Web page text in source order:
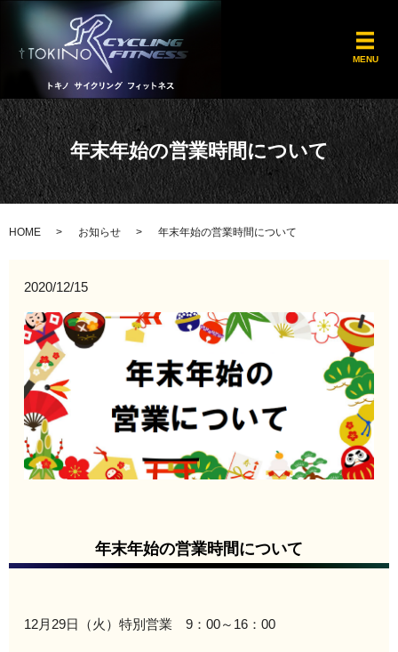
MENU
年末年始の営業時間について
HOME お知らせ 年末年始の営業時間について
2020/12/15
年末年始の営業時間について
12月29日（火）特別営業 9：00～16：00